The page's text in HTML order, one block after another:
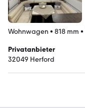
Wohnwagen • 818 mm •
Privatanbieter
32049 Herford